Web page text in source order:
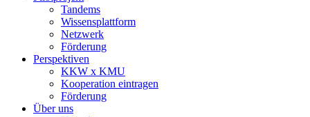
Tandems
Wissensplattform
Netzwerk
Förderung
Perspektiven
KKW x KMU
Kooperation eintragen
Förderung
Über uns